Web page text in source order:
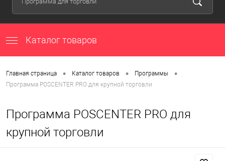
Каталог товаров
Главная страница • Каталог товаров • Программы •
Программа POSCENTER PRO для крупной торговли
Программа POSCENTER PRO для
крупной торговли